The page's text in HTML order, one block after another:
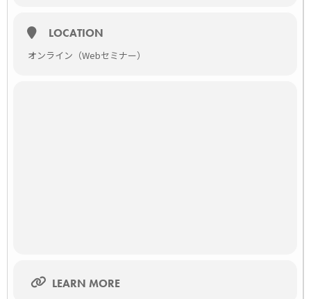
LOCATION
オンライン（Webセミナー）
LEARN MORE